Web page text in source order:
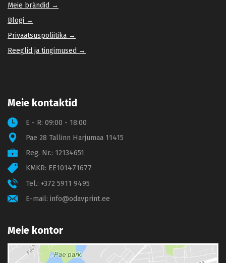
Meie brändid →
Blogi →
Privaatsuspoliitika →
Reeglid ja tingimused →
Meie kontaktid
E - R: 09:00 - 18:00
Pae 28 Tallinn Harjumaa 11415
Reg. Nr.: 12134651
KMKR: EE101471677
Tel.: +372 5911 9495
E-mail: info@odavprint.ee
Meie kontor